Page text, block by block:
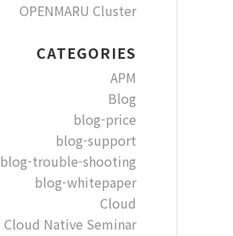
OPENMARU Cluster
CATEGORIES
APM
Blog
blog-price
blog-support
blog-trouble-shooting
blog-whitepaper
Cloud
Cloud Native Seminar